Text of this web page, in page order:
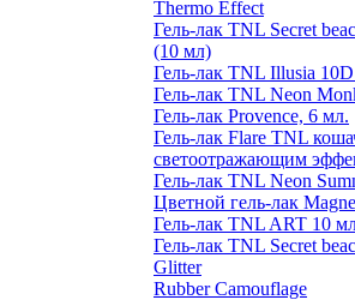
Thermo Effect
Гель-лак TNL Secret
(10 мл)
Гель-лак TNL Illusia
Гель-лак TNL Neon
Гель-лак Provence, 6 мл.
Гель-лак Flare TNL
светоотражающим
Гель-лак TNL Neon
Цветной гель-лак
Гель-лак TNL ART 10
Гель-лак TNL Secret
Glitter
Rubber Camouflage